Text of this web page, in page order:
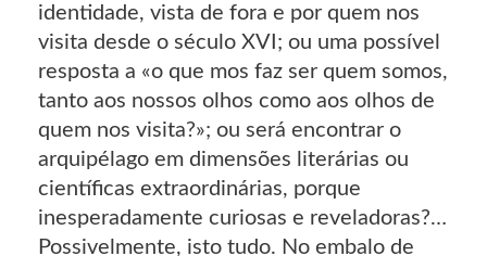
identidade, vista de fora e por quem nos
visita desde o século XVI; ou uma possível
resposta a «o que mos faz ser quem somos,
tanto aos nossos olhos como aos olhos de
quem nos visita?»; ou será encontrar o
arquipélago em dimensões literárias ou
científicas extraordinárias, porque
inesperadamente curiosas e reveladoras?…
Possivelmente, isto tudo. No embalo de